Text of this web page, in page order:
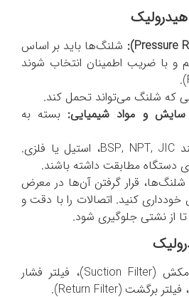
Pressure
): شلنگ‌ها باید بر اساس
و با ضریب اطمینان انتخاب شوند
که شلنگ می‌تواند تحمل کند.
سایش و مواد شیمیایی: بسته به
مانند BSP, NPT, JIC، استیل یا فلزی.
دستگاه مطابقت داشته باشند.
قرار گرفتن آن‌ها در معرض
کنید. اتصالات را با دقت و
از نشتی جلوگیری شود.
فیلتر مکش (Suction Filter)، فیلتر فشار